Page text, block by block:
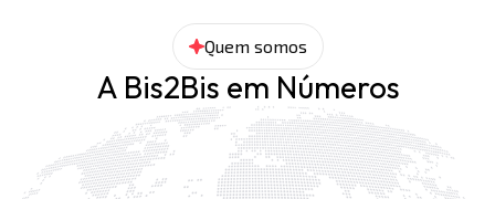
Quem somos
A Bis2Bis em Números